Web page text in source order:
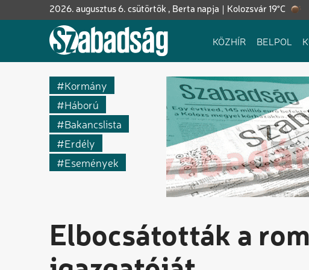
a
Kolozsvár 19°C
2026. augusztus 6. csütörtök , Berta napja
Fő
KÖZHÍR BELPOL
Kormány
Háború
Bakancslista
Erdély
Események
Elbocsátották a